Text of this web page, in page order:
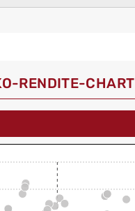
RENDITE-CHART